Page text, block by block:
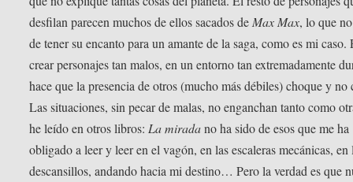
desfilan parecen muchos de ellos sacados de Max Max, lo que
de tener su encanto para un amante de la saga, como es mi caso.
crear personajes tan malos, en un entorno tan extremadamente
hace que la presencia de otros (mucho más débiles) choque y no
Las situaciones, sin pecar de malas, no enganchan tanto como
he leído en otros libros: La miradano ha sido de esos que me ha
obligado a leer y leer en el vagón, en las escaleras mecánicas, en
descansillos, andando hacia mi destino… Pero la verdad es que